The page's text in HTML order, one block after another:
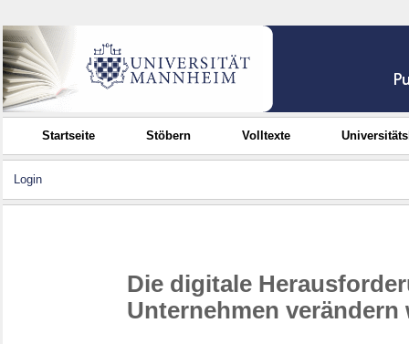
Startseite Stöbern Volltexte
Login
Die digitale
Unternehmen verändern